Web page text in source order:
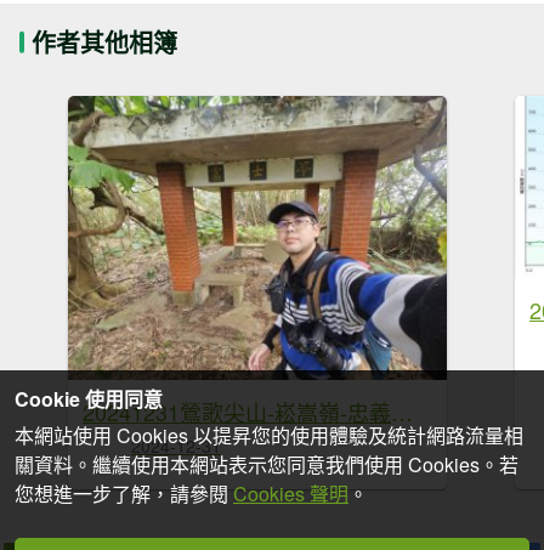
作者其他相簿
20241231鶯歌尖山-崧嵩嶺-忠義山-鶯歌蛋山-山仔頂山
2024-12-31
Cookie 使用同意
本網站使用 Cookies 以提昇您的使用體驗及統計網路流量相
關資料。繼續使用本網站表示您同意我們使用 Cookies。若
您想進一步了解，請參閱 Cookies 聲明 。